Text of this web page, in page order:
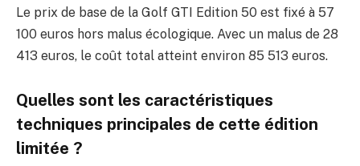
Le prix de base de la Golf GTI Edition 50 est fixé à 57
100 euros hors malus écologique. Avec un malus de 28
413 euros, le coût total atteint environ 85 513 euros.
Quelles sont les caractéristiques
techniques principales de cette édition
limitée ?